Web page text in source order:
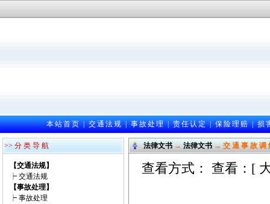
本站首页|交通法规|事故处理|责任认定|保险理赔|损
>> 分 类 导 航
【交通法规】
┝ 交通法规
【事故处理】
┝ 事故处理
法律文书→法律文书→ 交 通 事 故 调
查看方式： 查看：[